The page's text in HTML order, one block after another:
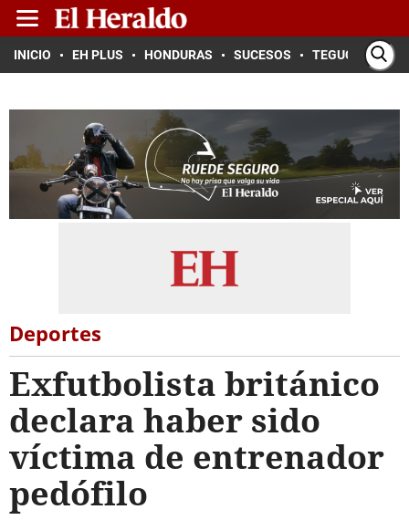
INICIO EH PLUS HONDURAS SUCESOS TEGUCIGALPA
Deportes
Exfutbolista británico
declara haber sido
víctima de entrenador
pedófilo